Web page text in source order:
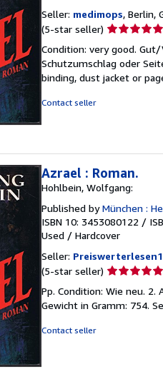
Seller: medimops, Berlin,
(5-star seller) Seller
5
out
of
Condition: very good.
Schutzumschlag oder
binding, dust jacket or
Contact seller
Azrael : Roman.
Hohlbein, Wolfgang:
Published byMünchen :
ISBN 10: 3453080122 /
Used / Hardcover
Seller:
(5-star seller) Seller
5
out
Pp. Condition: Wie neu. 2.
Gewicht in Gramm: 754.
Contact seller